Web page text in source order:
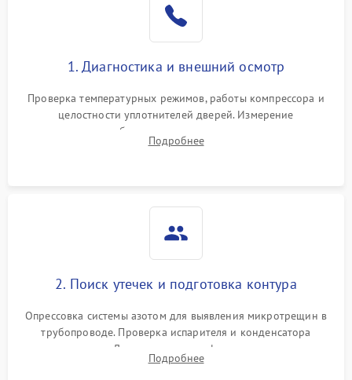
1. Диагностика и внешний осмотр
Проверка температурных режимов, работы компрессора и
целостности уплотнителей дверей. Измерение
сопротивления обмоток мотора, проверка термостата и
считывание кодов ошибок с электронного дисплея.
Подробнее
2. Поиск утечек и подготовка контура
Опрессовка системы азотом для выявления микротрещин в
трубопроводе. Проверка испарителя и конденсатора
течеискателем. Демонтаж старого фильтра-осушителя и
продувка капиллярной трубки для устранения засоров.
Подробнее